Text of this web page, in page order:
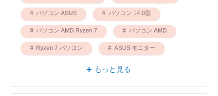
パソコン ASUS パソコン 14.0型
パソコン AMD Ryzen 7 パソコン AMD
Ryzen 7 パソコン ASUS モニター
もっと見る